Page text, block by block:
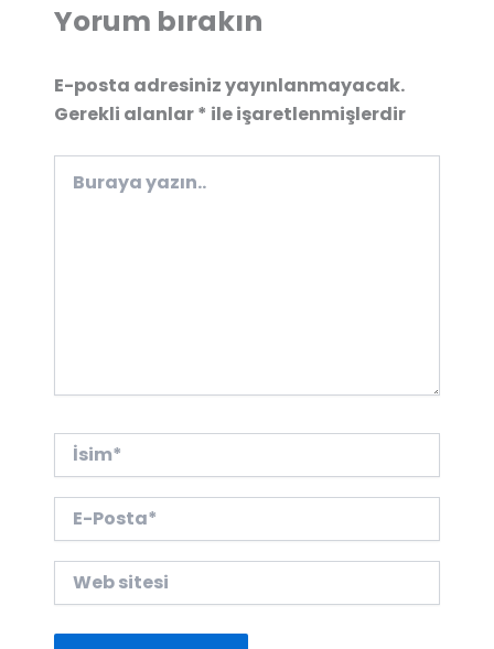
Yorum bırakın
E-posta adresiniz yayınlanmayacak.
Gerekli alanlar* ile işaretlenmişlerdir
yazın..
İsim*
Posta*
sitesi